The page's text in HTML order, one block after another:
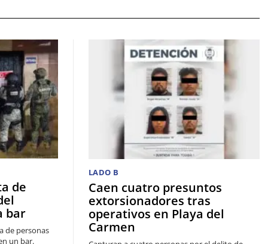
de
bar
de personas
un bar.
LADO B
Caen cuatro presuntos
extorsionadores tras
operativos en Playa del
Carmen